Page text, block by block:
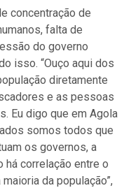
concentração de
falta de
do governo
isso. “Ouço aqui dos
diretamente
e as pessoas
Eu digo que em Agola
somos todos que
os governos, a
há correlação entre o
da população”,